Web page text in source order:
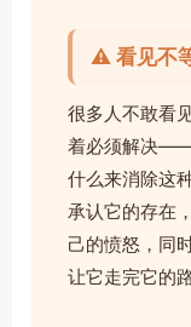
⚠️ 看见不
很多人不敢看
着必须解决——
什么来消除这
承认它的存在
己的愤怒，同
让它走完它的路